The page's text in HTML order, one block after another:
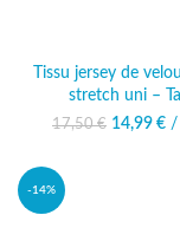
Tissu jersey de
stretch uni –
17,50€
Le prix
14,99 € /
-14%